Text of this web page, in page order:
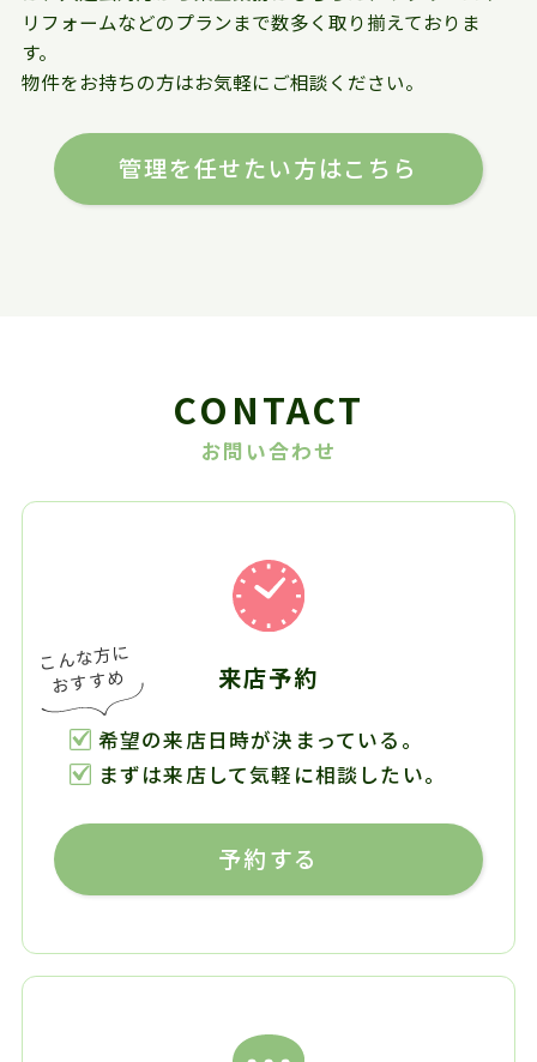
リフォームなどのプランまで数多く取り揃えておりま
す。
物件をお持ちの方はお気軽にご相談ください。
管理を任せたい方はこちら
CONTACT
お問い合わせ
来店予約
希望の来店日時が決まっている。
まずは来店して気軽に相談したい。
予約する